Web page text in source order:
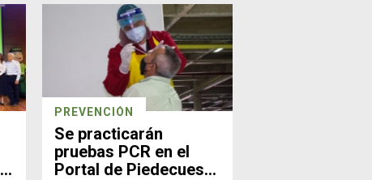
PREVENCIÓN
Se practicarán
pruebas PCR en el
Portal de Piedecuesta